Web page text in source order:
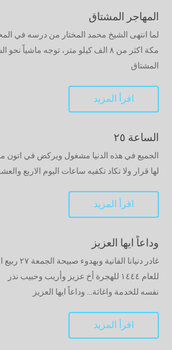
المهاجر المشتاق
لما انتهى الشيخ محمد المختار من درسه في
المشتاق
اقرأ المزيد
الساعة ٢٥
الجميع في هذه الدنيا مشغول ويركض في اتون
لها قرار ولا تكاد تكفيه ساعات اليوم الاربع والعشرون....
اقرأ المزيد
وداعاً ايها العزيز
غادر دنيانا الفانية وبهدوء
للعام ١٤٤٤ للهجرة أخ عزيز وأريب وحبيب نذر
نفسه للخدمة واغاثة... وداعاً ايها العزيز
اقرأ المزيد